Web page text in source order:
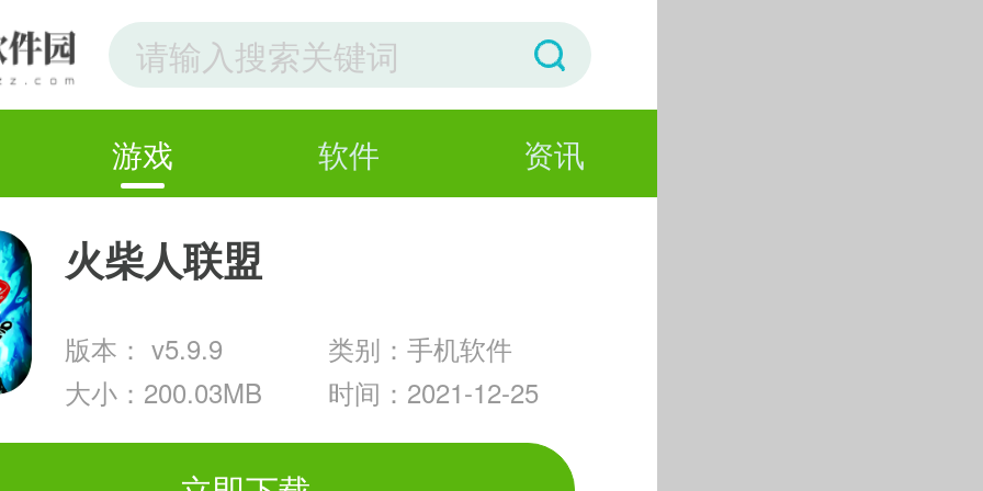
游戏 软件 资讯
火柴人联盟
版本： v5.9.9
类别：手机软件
大小：200.03MB
时间：2021-12-25